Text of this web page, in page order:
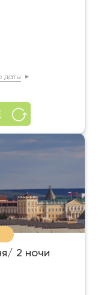
даты
2 ночи